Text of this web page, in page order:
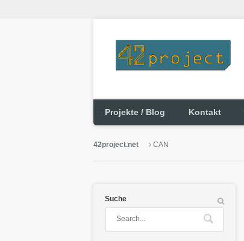
Projekte / Blog Kontakt
42project.net CAN
Suche